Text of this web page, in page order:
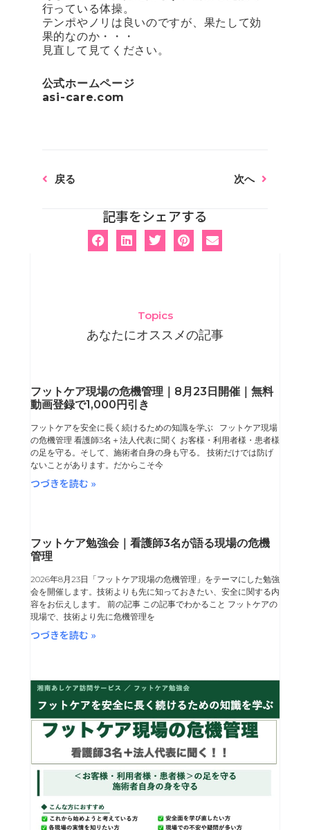
行っている体操。
テンポやノリは良いのですが、果たして効
果的なのか・・・
見直して見てください。
公式ホームページ
asi-care.com
戻る 次へ
記事をシェアする
Topics
あなたにオススメの記事
フットケア現場の危機管理｜8月23日開催｜無料
動画登録で1,000円引き
フットケアを安全に長く続けるための知識を学ぶ フットケア現場
の危機管理 看護師3名＋法人代表に聞く お客様・利用者様・患者様
の足を守る。そして、施術者自身の身も守る。 技術だけでは防げ
ないことがあります。だからこそ今
つづきを読む »
フットケア勉強会｜看護師3名が語る現場の危機
管理
2026年8月23日「フットケア現場の危機管理」をテーマにした勉強
会を開催します。技術よりも先に知っておきたい、安全に関する内
容をお伝えします。 前の記事 この記事でわかること フットケアの
現場で、技術より先に危機管理を
つづきを読む »
ペ
ー
ジ
ペ
ー
ジ
ペ
ジ
ペ
ジ